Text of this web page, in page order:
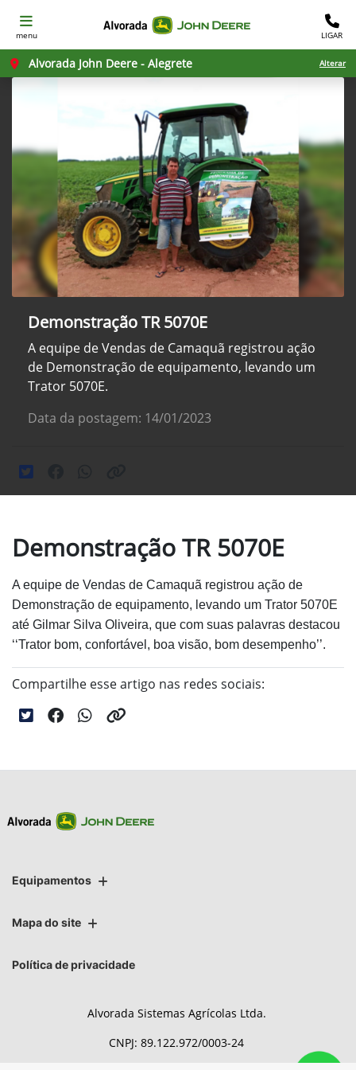
menu LIGAR
Alvorada John Deere - Alegrete Alterar
Demonstração TR 5070E
A equipe de Vendas de Camaquã registrou ação
de Demonstração de equipamento, levando um
Trator 5070E.
Data da postagem: 14/01/2023
Demonstração TR 5070E
A equipe de Vendas de Camaquã registrou ação de
Demonstração de equipamento, levando um Trator 5070E
até Gilmar Silva Oliveira, que com suas palavras destacou
‘‘Trator bom, confortável, boa visão, bom desempenho’’.
Compartilhe esse artigo nas redes sociais:
Equipamentos
Mapa do site
Política de privacidade
Alvorada Sistemas Agrícolas Ltda.
CNPJ: 89.122.972/0003-24